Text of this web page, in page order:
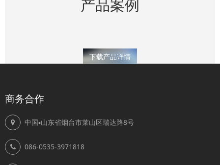
产品案例
下载产品详情
商务合作
中国▪山东省烟台市莱山区瑞达路8号
086-0535-3971818